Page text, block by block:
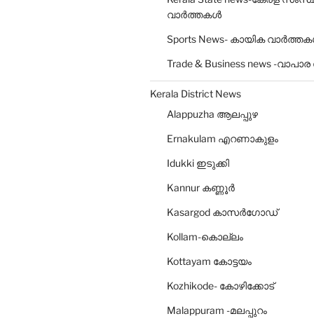
വാർത്തകൾ
Sports News- കായിക
Trade & Business news -
Kerala District News
Alappuzha ആലപ്പുഴ
Ernakulam എറണാകുളം
Idukki ഇടുക്കി
Kannur കണ്ണൂര്‍
Kasargod കാസര്‍ഗോഡ്‌
Kollam-കൊല്ലം
Kottayam കോട്ടയം
Kozhikode- കോഴിക്കോട്‌
Malappuram -മലപ്പുറം